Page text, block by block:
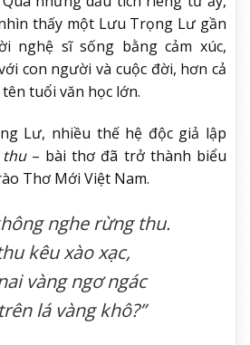
thấy một Lưu Trọng Lư gần
nghệ sĩ sống bằng cảm xúc,
con người và cuộc đời, hơn cả
tuổi văn học lớn.
Lư, nhiều thế hệ độc giả lập
thu– bài thơ đã trở thành biểu
Thơ Mới Việt Nam.
nghe rừng thu.
kêu xào xạc,
vàng ngơ ngác
lá vàng khô?”